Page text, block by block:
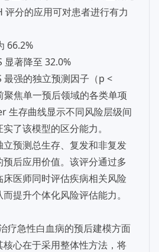
评分的应用可对患者进行有力
66.2%
显著降至 32.0%
最强的独立预测因子（p <
焦单一预后领域的各类单项
生存曲线显示不同风险层级间
了该模型的区分能力。
预测总生存、复发和非复发
后应用价值。该评分通过多
医师同时评估疾病相关风险
提升个体化风险评估能力。
疗急性白血病的预后建模方面
心在于采用整体性方法，将